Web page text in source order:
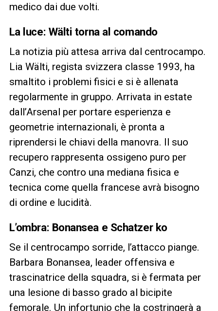
medico dai due volti.
La luce: Wälti torna al comando
La notizia più attesa arriva dal centrocampo.
Lia Wälti, regista svizzera classe 1993, ha
smaltito i problemi fisici e si è allenata
regolarmente in gruppo. Arrivata in estate
dall’Arsenal per portare esperienza e
geometrie internazionali, è pronta a
riprendersi le chiavi della manovra. Il suo
recupero rappresenta ossigeno puro per
Canzi, che contro una mediana fisica e
tecnica come quella francese avrà bisogno
di ordine e lucidità.
L’ombra: Bonansea e Schatzer ko
Se il centrocampo sorride, l’attacco piange.
Barbara Bonansea, leader offensiva e
trascinatrice della squadra, si è fermata per
una lesione di basso grado al bicipite
femorale. Un infortunio che la costringerà a